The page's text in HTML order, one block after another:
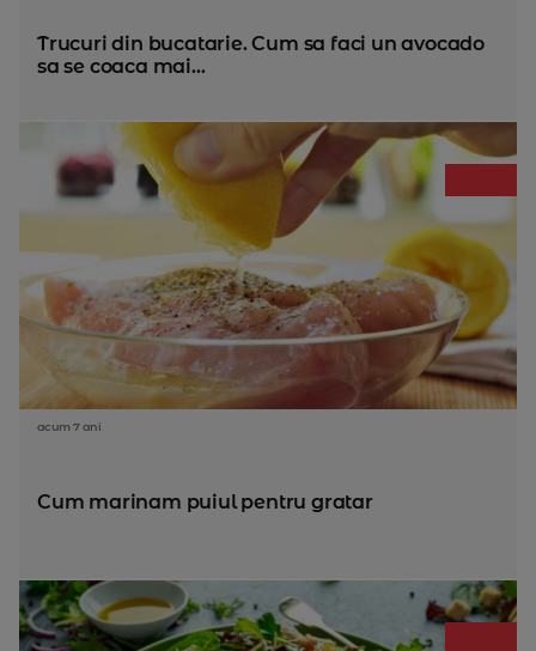
Trucuri din bucatarie. Cum sa faci un avocado
sa se coaca mai...
acum 7 ani
Cum marinam puiul pentru gratar